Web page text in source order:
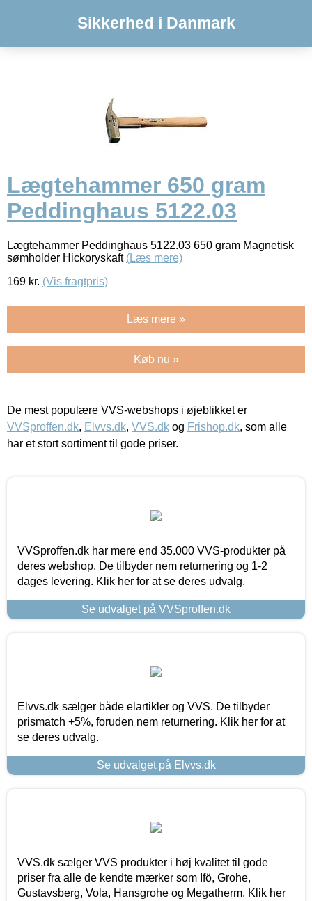
Sikkerhed i Danmark
Lægtehammer 650 gram
Peddinghaus 5122.03
Lægtehammer Peddinghaus 5122.03 650 gram Magnetisk
sømholder Hickoryskaft (Læs mere)
169 kr. (Vis fragtpris)
Læs mere »
Køb nu »
De mest populære VVS-webshops i øjeblikket er
VVSproffen.dk, Elvvs.dk, VVS.dk og Frishop.dk, som alle
har et stort sortiment til gode priser.
VVSproffen.dk har mere end 35.000 VVS-produkter på
deres webshop. De tilbyder nem returnering og 1-2
dages levering. Klik her for at se deres udvalg.
Se udvalget på VVSproffen.dk
Elvvs.dk sælger både elartikler og VVS. De tilbyder
prismatch +5%, foruden nem returnering. Klik her for at
se deres udvalg.
Se udvalget på Elvvs.dk
VVS.dk sælger VVS produkter i høj kvalitet til gode
priser fra alle de kendte mærker som Ifö, Grohe,
Gustavsberg, Vola, Hansgrohe og Megatherm. Klik her